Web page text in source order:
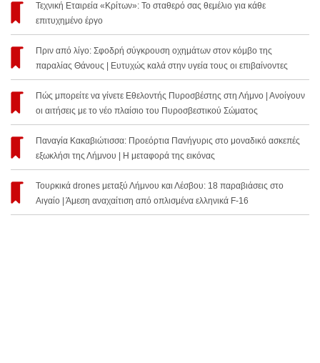
Τεχνική Εταιρεία «Κρίτων»: Το σταθερό σας θεμέλιο για κάθε
επιτυχημένο έργο
Πριν από λίγο: Σφοδρή σύγκρουση οχημάτων στον κόμβο της
παραλίας Θάνους | Ευτυχώς καλά στην υγεία τους οι επιβαίνοντες
Πώς μπορείτε να γίνετε Εθελοντής Πυροσβέστης στη Λήμνο | Ανοίγουν
οι αιτήσεις με το νέο πλαίσιο του Πυροσβεστικού Σώματος
Παναγία Κακαβιώτισσα: Προεόρτια Πανήγυρις στο μοναδικό ασκεπές
εξωκλήσι της Λήμνου | Η μεταφορά της εικόνας
Τουρκικά drones μεταξύ Λήμνου και Λέσβου: 18 παραβιάσεις στο
Αιγαίο | Άμεση αναχαίτιση από οπλισμένα ελληνικά F-16